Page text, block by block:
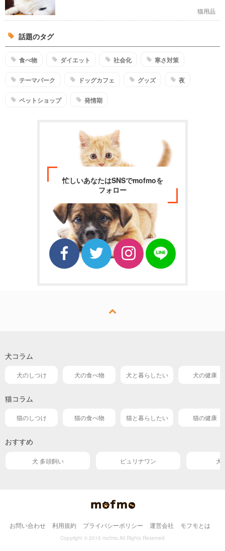
猫用品
話題のタグ
食べ物 ダイエット 社会化 寒さ対策
テーマパーク ドッグカフェ グッズ 夜
ペットショップ 発情期
忙しいあなたはSNSでmofmoを
フォロー
犬コラム
犬のしつけ 犬の食べ物 犬と暮らしたい 犬の健康
猫コラム
猫のしつけ 猫の食べ物 猫と暮らしたい 猫の健康
おすすめ
犬 多頭飼い ピュリナワン 犬
お問い合わせ 利用規約 プライバシーポリシー 運営会社 モフモとは
Copyright © 2015 mofmo.All Rights Reserved